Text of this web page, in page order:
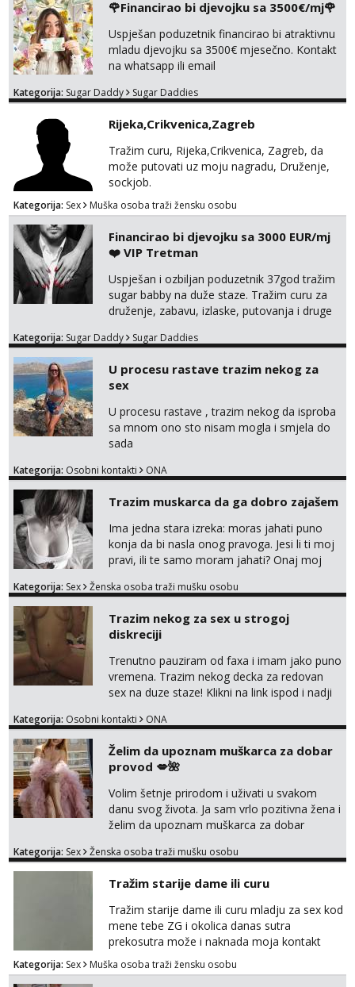
Tel:064/677-677- Kod: #04
Obavijesti me kada se oslobodi
Snježana
Tel:064/677-677- Kod: #119
tel:0,93€ - mob:1,12€ min
Obavijesti me kada se oslobodi
Biljana
Razgovaram :)
Tel: 064/677-677
- Kod: #132
tel:0,93€ - mob:1,12€ min
Alisa
Čekam tvoj poziv!
Tel:064/677-677- Kod: #106
tel:0,93€ - mob:1,12€ min
Vanesa
Obavijesti me kada se oslobodi
Tel:064/677-677- Kod: #128
Obavijesti me kada se oslobodi
Anđela
Čekam tvoj poziv!
tel:0,93€ - mob:1,12€ min
Mira
Čekam tvoj poziv!
Tel:064/677-677
- Kod: #72
tel:0,93€ - mob:1,12€ min
poljupce po tijelu koji me jako
pale,obozavam kad muskarac preuzme
kontrolu . javi se :) Klikni na link ispod i nadji
me tamo, cekam te!
🌹Financirao bi djevojku sa 3500€/mj🌹
Uspješan poduzetnik financirao bi atraktivnu
mladu djevojku sa 3500€ mjesečno. Kontakt
na whatsapp ili email
Kategorija: Sugar Daddy Sugar Daddies
Rijeka,Crikvenica,Zagreb
Tražim curu, Rijeka,Crikvenica, Zagreb, da
može putovati uz moju nagradu, Druženje,
sockjob.
Kategorija: Sex Muška osoba traži žensku osobu
Financirao bi djevojku sa 3000 EUR/mj
❤️ VIP Tretman
Uspješan i ozbiljan poduzetnik 37god tražim
sugar babby na duže staze. Tražim curu za
druženje, zabavu, izlaske, putovanja i druge
otvorena, komunikativna, zgodna i atraktivna
markodalic37@gmail.com
Kategorija: Sugar Daddy Sugar Daddies
U procesu rastave trazim nekog za
sex
U procesu rastave , trazim nekog da isproba
sa mnom ono sto nisam mogla i smjela do
sada
Kategorija: Osobni kontakti ONA
Trazim muskarca da ga dobro zajašem
Ima jedna stara izreka: moras jahati puno
konja da bi nasla onog pravoga. Jesi li ti moj
pravi, ili te samo moram jahati? Onaj moj
na sexdater link i javi mi se tamo....
Kategorija: Sex Ženska osoba traži mušku osobu
Trazim nekog za sex u strogoj
diskreciji
Trenutno pauziram od faxa i imam jako puno
vremena. Trazim nekog decka za redovan
sex na duze staze! Klikni na link ispod i nadji
Kategorija: Osobni kontakti ONA
Želim da upoznam muškarca za dobar
provod 💋🌺
Volim šetnje prirodom i uživati u svakom
danu svog života. Ja sam vrlo pozitivna žena i
želim da upoznam muškarca za dobar
na link ispod i nadji me tamo, cekam te!
Kategorija: Sex Ženska osoba traži mušku osobu
Tražim starije dame ili curu
Tražim starije dame ili curu mladju za sex kod
mene tebe ZG i okolica danas sutra
prekosutra može i naknada moja kontakt
WhatsApp SMS poziv prednosti imaju starije
091 2504 794
Kategorija: Sex Muška osoba traži žensku osobu